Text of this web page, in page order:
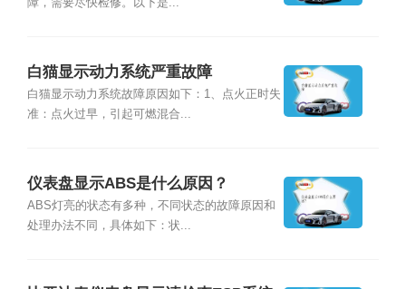
障，需要尽快检修。以下是...
白猫显示动力系统严重故障
白猫显示动力系统故障原因如下：1、点火正时失
准：点火过早，引起可燃混合...
仪表盘显示ABS是什么原因？
ABS灯亮的状态有多种，不同状态的故障原因和
处理办法不同，具体如下：状...